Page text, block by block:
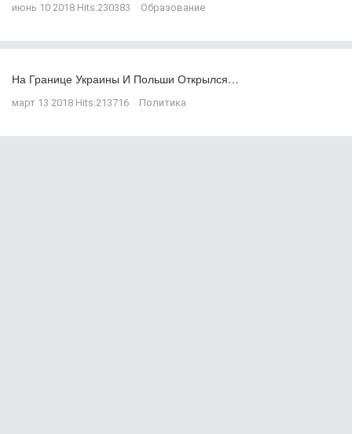
июнь 10 2018 Hits:230383 Образование
На Границе Украины И Польши Открылся…
март 13 2018 Hits:213716 Политика